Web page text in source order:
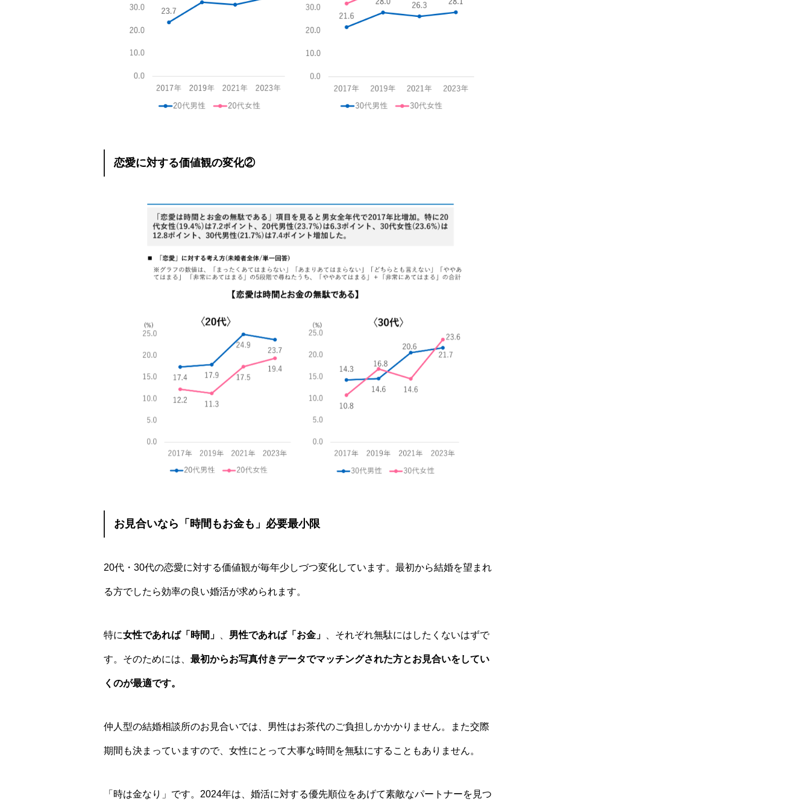
恋愛に対する価値観の変化②
お見合いなら「時間もお金も」必要最小限
20代・30代の恋愛に対する価値観が毎年少しづつ変化しています。最初から結婚を望まれ
る方でしたら効率の良い婚活が求められます。
特に女性であれば「時間」 男性であれば「お金」 、それぞれ無駄にはしたくないはずで
す。そのためには、 最初からお写真付きデータでマッチングされた方とお見合いをしてい
くのが最適です。
仲人型の結婚相談所のお見合いでは、男性はお茶代のご負担しかかかりません。また交際
期間も決まっていますので、女性にとって大事な時間を無駄にすることもありません。
「時は金なり」です。2024年は、婚活に対する優先順位をあげて素敵なパートナーを見つ